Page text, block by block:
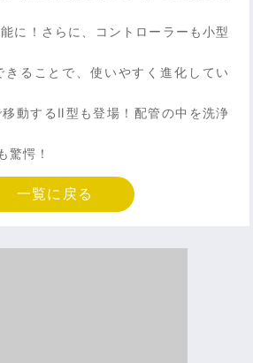
に！さらに、コントローラーも小型
ることで、使いやすく進化してい
動するⅡ型も登場！配管の中を洗浄
驚愕！
一覧に戻る